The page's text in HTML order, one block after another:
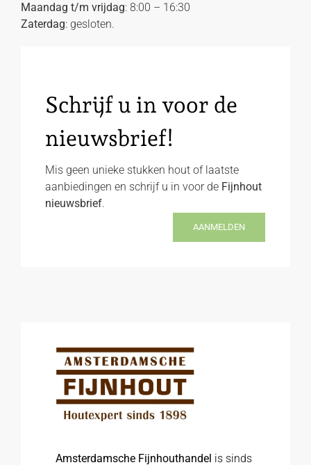
Maandag t/m vrijdag: 8:00 – 16:30
Zaterdag: gesloten.
Schrijf u in voor de
nieuwsbrief!
Mis geen unieke stukken hout of laatste
aanbiedingen en schrijf u in voor de Fijnhout
nieuwsbrief.
AANMELDEN
Amsterdamsche Fijnhouthandel is sinds